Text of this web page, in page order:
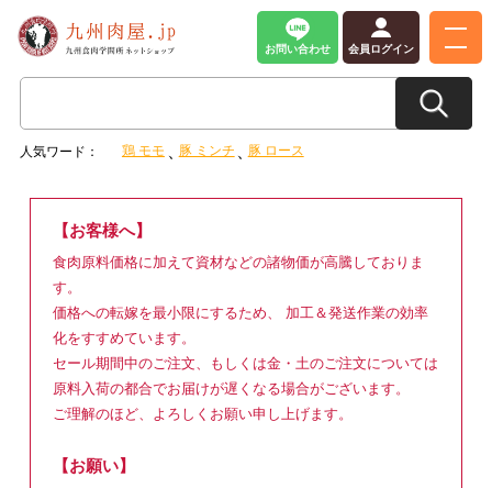
お問い合わせ 会員ログイン
人気ワード： 鶏 モモ 豚 ミンチ 豚 ロース
【お客様へ】
食肉原料価格に加えて資材などの諸物価が高騰しておりま
す。
価格への転嫁を最小限にするため、 加工＆発送作業の効率
化をすすめています。
セール期間中のご注文、もしくは金・土のご注文については
原料入荷の都合でお届けが遅くなる場合がございます。
ご理解のほど、よろしくお願い申し上げます。
【お願い】